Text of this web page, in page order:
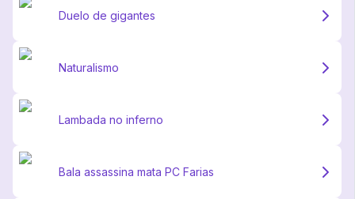
Duelo de gigantes
Naturalismo
Lambada no inferno
Bala assassina mata PC Farias